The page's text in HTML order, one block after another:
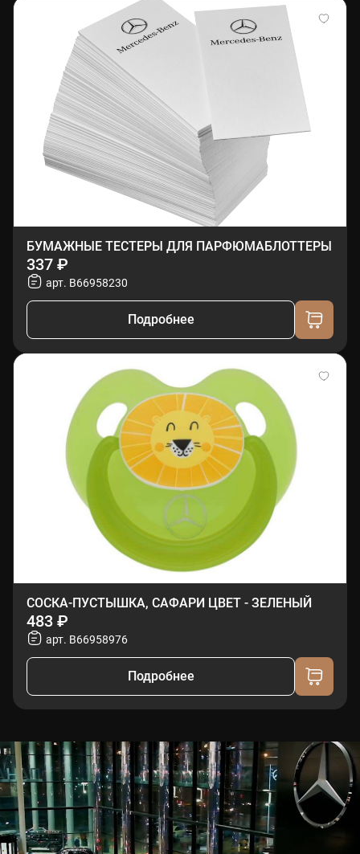
БУМАЖНЫЕ ТЕСТЕРЫ ДЛЯ ПАРФЮМАБЛОТТЕРЫ
337 ₽
арт. B66958230
Подробнее
СОСКА-ПУСТЫШКА, САФАРИ ЦВЕТ - ЗЕЛЕНЫЙ
483 ₽
арт. B66958976
Подробнее